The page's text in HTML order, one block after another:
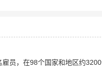
员，在98个国家和地区约